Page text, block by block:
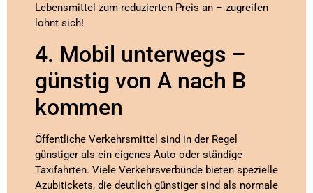
Lebensmittel zum reduzierten Preis an – zugreifen
lohnt sich!
4. Mobil unterwegs –
günstig von A nach B
kommen
Öffentliche Verkehrsmittel sind in der Regel
günstiger als ein eigenes Auto oder ständige
Taxifahrten. Viele Verkehrsverbünde bieten spezielle
Azubitickets, die deutlich günstiger sind als normale